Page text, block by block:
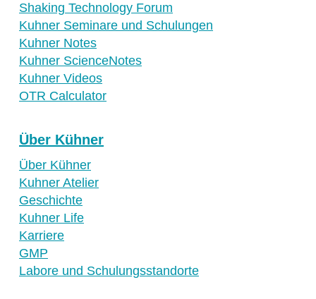
Shaking Technology Forum
Kuhner Seminare und Schulungen
Kuhner Notes
Kuhner ScienceNotes
Kuhner Videos
OTR Calculator
Über Kühner
Über Kühner
Kuhner Atelier
Geschichte
Kuhner Life
Karriere
GMP
Labore und Schulungsstandorte